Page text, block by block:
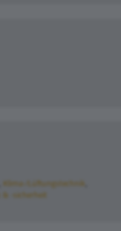
Klima-/Lüftungstechnik
-sicherheit